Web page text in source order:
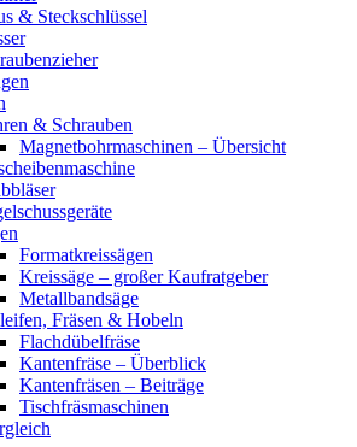
& Steckschlüssel
& Schrauben
Magnetbohrmaschinen – Übersicht
Formatkreissägen
Kreissäge – großer Kaufratgeber
Metallbandsäge
Fräsen & Hobeln
Flachdübelfräse
Kantenfräse – Überblick
Kantenfräsen – Beiträge
Tischfräsmaschinen